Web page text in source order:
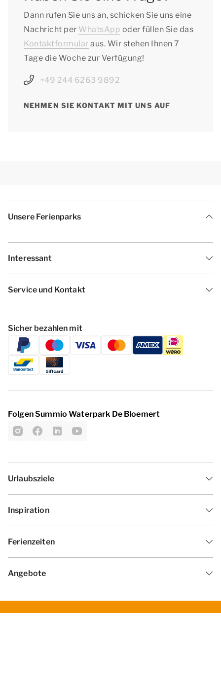
Dann rufen Sie uns an, schicken Sie uns eine
Nachricht per WhatsApp oder füllen Sie das
Kontaktformular aus. Wir stehen Ihnen 7
Tage die Woche zur Verfügung!
+49 244 6263 9892
NEHMEN SIE KONTAKT MIT UNS AUF
Unsere Ferienparks
Interessant
Service und Kontakt
Sicher bezahlen mit
Folgen Summio Waterpark De Bloemert
Urlaubsziele
Inspiration
Ferienzeiten
Angebote